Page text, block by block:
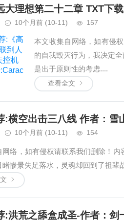
大理想第二十二章 TXT下载
10个月前 (10-11) 157
本文收集自网络，如有侵
的自我毁灭行为，我决定
是出于原则性的考虑....
查看全文
:横空出击三八线 作者：雪
10个月前 (10-11) 154
网络，如有侵权请联系我们删除！
睹惨景失足落水，灵魂却回到了祖
:洪荒之舔盒成圣-作者：剑